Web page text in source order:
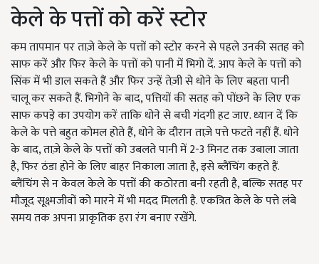
केले के पत्तों को करें स्टोर
कम तापमान पर ताज़े केले के पत्तों को स्टोर करने से पहले उनकी सतह को
साफ करें और फिर केले के पत्तों को पानी में भिगो दें. आप केले के पत्तों को
सिंक में भी डाल सकते हैं और फिर उन्हें तेज़ी से धोने के लिए बहता पानी
चालू कर सकते हैं. भिगोने के बाद, पत्तियों की सतह को पोंछने के लिए एक
साफ कपड़े का उपयोग करें ताकि धोने से बची गंदगी हट जाए. ध्यान दें कि
केले के पत्ते बहुत कोमल होते हैं, धोने के दौरान ताज़े पत्ते फटते नहीं हैं. धोने
के बाद, ताज़े केले के पत्तों को उबलते पानी में 2-3 मिनट तक उबाला जाता
है, फिर ठंडा होने के लिए बाहर निकाला जाता है, इसे ब्लैंचिंग कहते हैं.
ब्लैंचिंग से न केवल केले के पत्तों की कठोरता बनी रहती है, बल्कि सतह पर
मौजूद सूक्ष्मजीवों को मारने में भी मदद मिलती है. एकत्रित केले के पत्ते लंबे
समय तक अपना प्राकृतिक हरा रंग बनाए रखेंगे.